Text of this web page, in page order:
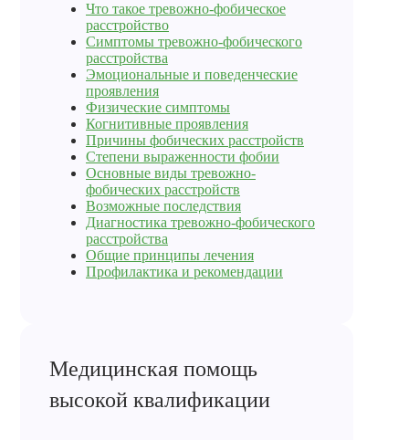
Что такое тревожно-фобическое
расстройство
Симптомы тревожно-фобического
расстройства
Эмоциональные и поведенческие
проявления
Физические симптомы
Когнитивные проявления
Причины фобических расстройств
Степени выраженности фобии
Основные виды тревожно-
фобических расстройств
Возможные последствия
Диагностика тревожно-фобического
расстройства
Общие принципы лечения
Профилактика и рекомендации
Медицинская помощь
высокой квалификации